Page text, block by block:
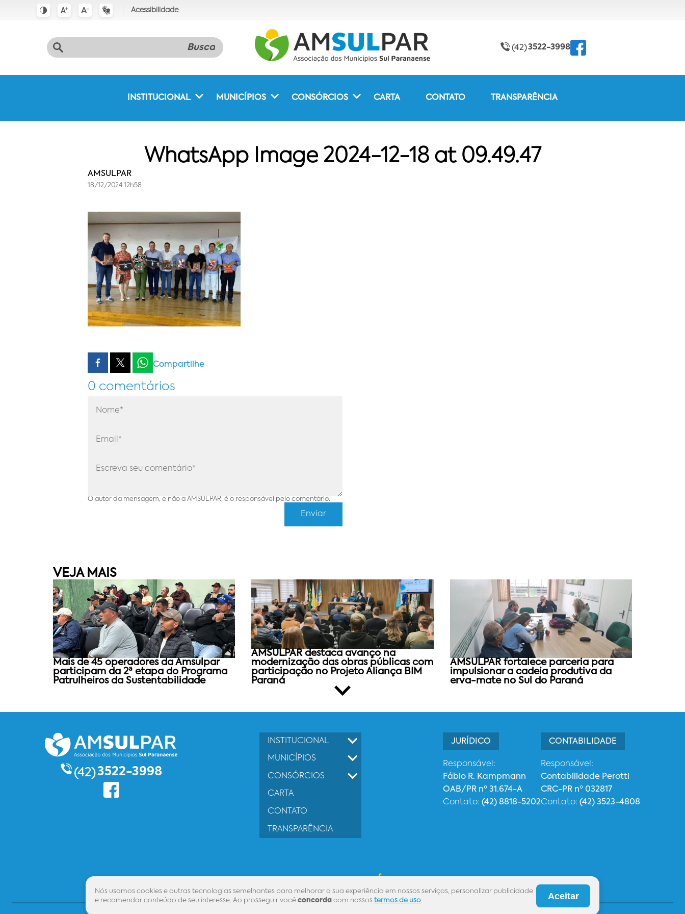
Acessibilidade
(42)3522-3998
INSTITUCIONAL MUNICÍPIOS CONSÓRCIOS CARTA CONTATO TRANSPARÊNCIA
WhatsApp Image 2024-12-18 at 09.49.47
AMSULPAR
18/12/2024 12h58
Compartilhe
0 comentários
O autor da mensagem, e não a AMSULPAR, é o responsável pelo comentário.
VEJA MAIS
Mais de 45 operadores da Amsulpar
participam da 2ª etapa do Programa
Patrulheiros da Sustentabilidade
AMSULPAR destaca avanço na
modernização das obras públicas com
participação no Projeto Aliança BIM
Paraná
AMSULPAR fortalece parceria para
impulsionar a cadeia produtiva da
erva-mate no Sul do Paraná
(42)3522-3998
INSTITUCIONAL
MUNICÍPIOS
CONSÓRCIOS
CARTA
CONTATO
TRANSPARÊNCIA
JURÍDICO
Responsável:
Fábio R. Kampmann
OAB/PR nº 31.674-A
Contato: (42) 8818-5202
CONTABILIDADE
Responsável:
Contabilidade Perotti
CRC-PR nº 032817
Contato: (42) 3523-4808
Aceitar
Nós usamos cookies e outras tecnologias semelhantes para melhorar a sua experiência em nossos serviços, personalizar publicidade
e recomendar conteúdo de seu interesse. Ao prosseguir você concorda com nossos termos de uso